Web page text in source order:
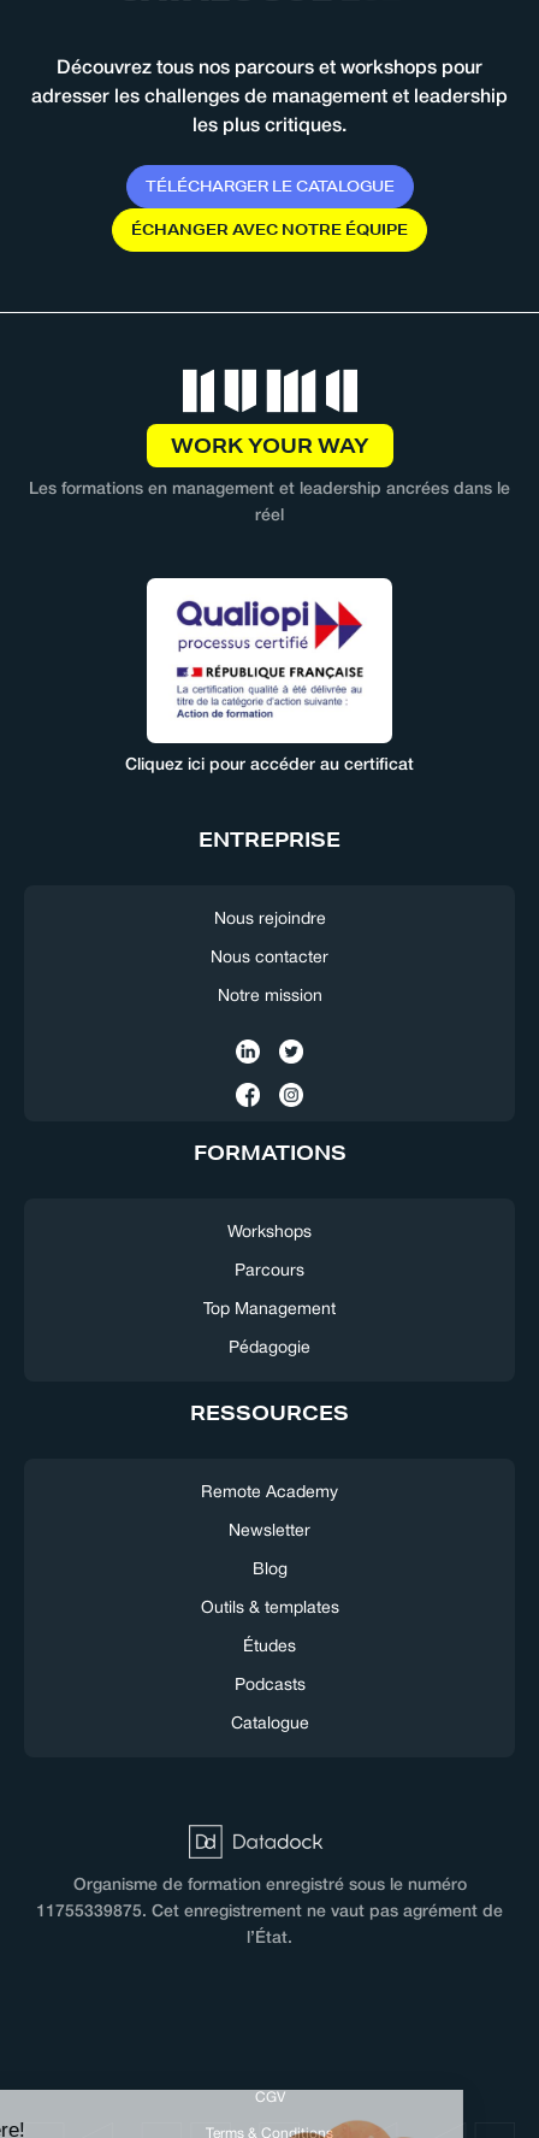
Découvrez tous nos parcours et workshops pour
adresser les challenges de management et leadership
les plus critiques.
TÉLÉCHARGER LE CATALOGUE
ÉCHANGERAVEC NOTRE ÉQUIPE
WORK YOUR WAY
Les formations en management et leadership ancrées dans le
réel
Cliquez ici pour accéder au certificat
ENTREPRISE
Nous rejoindre
Nous contacter
Notre mission
FORMATIONS
Workshops
Parcours
Top Management
Pédagogie
RESSOURCES
Remote Academy
Newsletter
Blog
Outils & templates
Études
Podcasts
Catalogue
Organisme de formation enregistré sous le numéro
11755339875. Cet enregistrement ne vaut pas agrément de
l’État.
CGV
Terms & Conditions